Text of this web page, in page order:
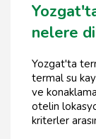
nelere
Yozgat'ta
termal su
ve
otelin
kriterler